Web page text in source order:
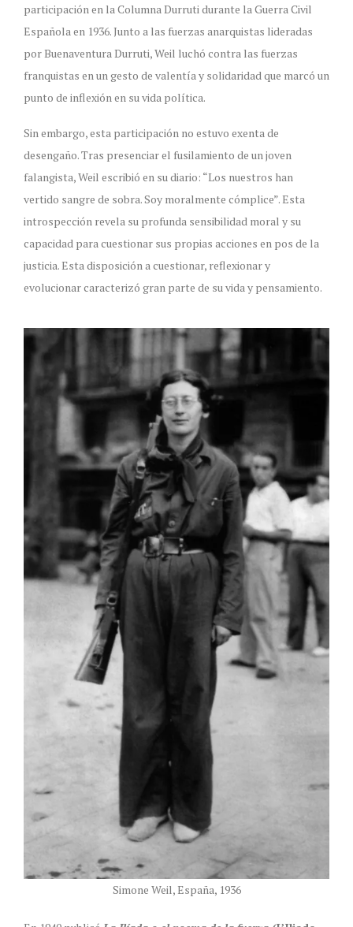
participación en la Columna Durruti durante la Guerra Civil
Española en 1936. Junto a las fuerzas anarquistas lideradas
por Buenaventura Durruti, Weil luchó contra las fuerzas
franquistas en un gesto de valentía y solidaridad que marcó un
punto de inflexión en su vida política.
Sin embargo, esta participación no estuvo exenta de
desengaño. Tras presenciar el fusilamiento de un joven
falangista, Weil escribió en su diario: “Los nuestros han
vertido sangre de sobra. Soy moralmente cómplice”. Esta
introspección revela su profunda sensibilidad moral y su
capacidad para cuestionar sus propias acciones en pos de la
justicia. Esta disposición a cuestionar, reflexionar y
evolucionar caracterizó gran parte de su vida y pensamiento.
Simone Weil, España, 1936